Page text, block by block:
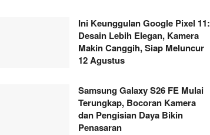
Ini Keunggulan Google Pixel 11:
Desain Lebih Elegan, Kamera
Makin Canggih, Siap Meluncur
12 Agustus
Samsung Galaxy S26 FE Mulai
Terungkap, Bocoran Kamera
dan Pengisian Daya Bikin
Penasaran